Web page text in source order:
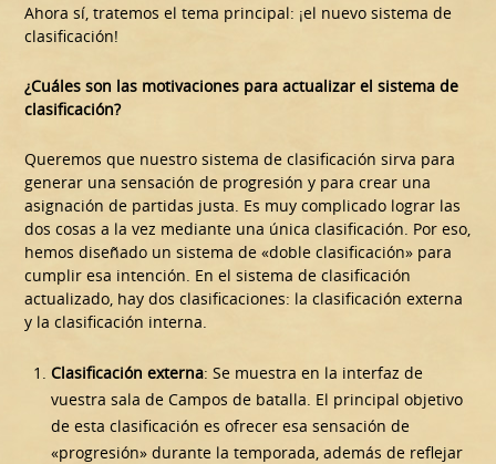
Ahora sí, tratemos el tema principal: ¡el nuevo sistema de
clasificación!
¿Cuáles son las motivaciones para actualizar el sistema de
clasificación?
Queremos que nuestro sistema de clasificación sirva para
generar una sensación de progresión y para crear una
asignación de partidas justa. Es muy complicado lograr las
dos cosas a la vez mediante una única clasificación. Por eso,
hemos diseñado un sistema de «doble clasificación» para
cumplir esa intención. En el sistema de clasificación
actualizado, hay dos clasificaciones: la clasificación externa
y la clasificación interna.
Clasificación externa: Se muestra en la interfaz de
vuestra sala de Campos de batalla. El principal objetivo
de esta clasificación es ofrecer esa sensación de
«progresión» durante la temporada, además de reflejar